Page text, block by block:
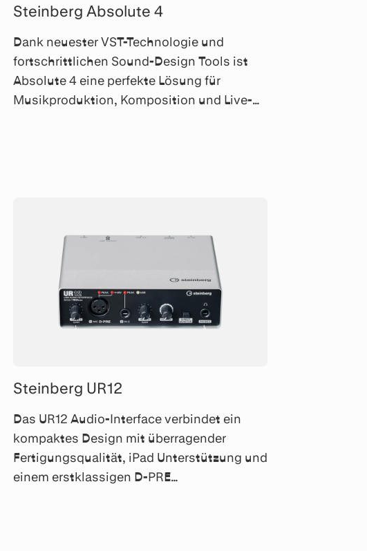
Steinberg Absolute 4
Dank neuester VST-Technologie und
fortschrittlichen Sound-Design Tools ist
Absolute 4 eine perfekte Lösung für
Musikproduktion, Komposition und Live-
Steinberg UR12
Das UR12 Audio-Interface verbindet ein
kompaktes Design mit überragender
Fertigungsqualität, iPad Unterstützung und
einem erstklassigen D-PRE